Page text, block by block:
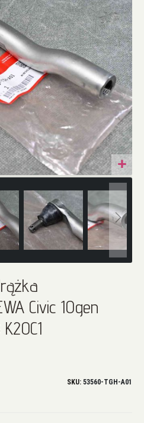
Civic 10gen
SKU 53560-TGH-A01